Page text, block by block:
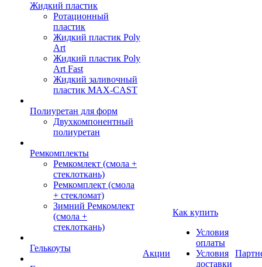
Жидкий пластик
Ротационный
пластик
Жидкий пластик Poly
Art
Жидкий пластик Poly
Art Fast
Жидкий заливочный
пластик MAX-CAST
Полиуретан для форм
Двухкомпонентный
полиуретан
Ремкомплекты
Ремкомлект (смола +
стеклоткань)
Ремкомплект (смола
+ стекломат)
Зимний Ремкомлект
(смола +
стеклоткань)
Гелькоуты
Акции
Как купить
Условия
оплаты
Условия
доставки